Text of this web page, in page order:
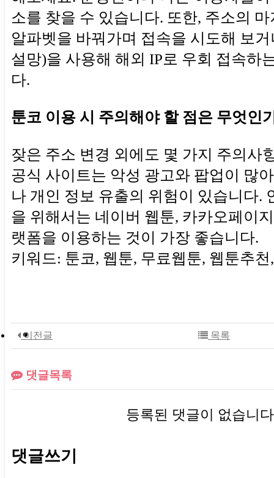
소를 찾을 수 있습니다. 또한, 주소의
알파벳을 바꿔가며 접속을 시도해 보
설망)을 사용해 해외 IP로 우회 접속하
다.
툰코 이용 시 주의해야 할 점은 무엇인
잦은 주소 변경 외에도 몇 가지 주의사
공식 사이트는 악성 광고와 팝업이 많
나 개인 정보 유출의 위험이 있습니다.
을 위해서는 네이버 웹툰, 카카오페이
랫폼을 이용하는 것이 가장 좋습니다.
키워드: 툰코, 웹툰, 무료웹툰, 웹툰추
이전글 목록
댓글목록
등록된 댓글이 없습니
댓글쓰기